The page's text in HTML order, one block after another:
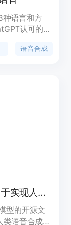
种语言和方
认可的文
立即体验
语音合成
一个开源文本转语音系统，致力于实现人类语音的自然化。
型的开源文
语音合成。